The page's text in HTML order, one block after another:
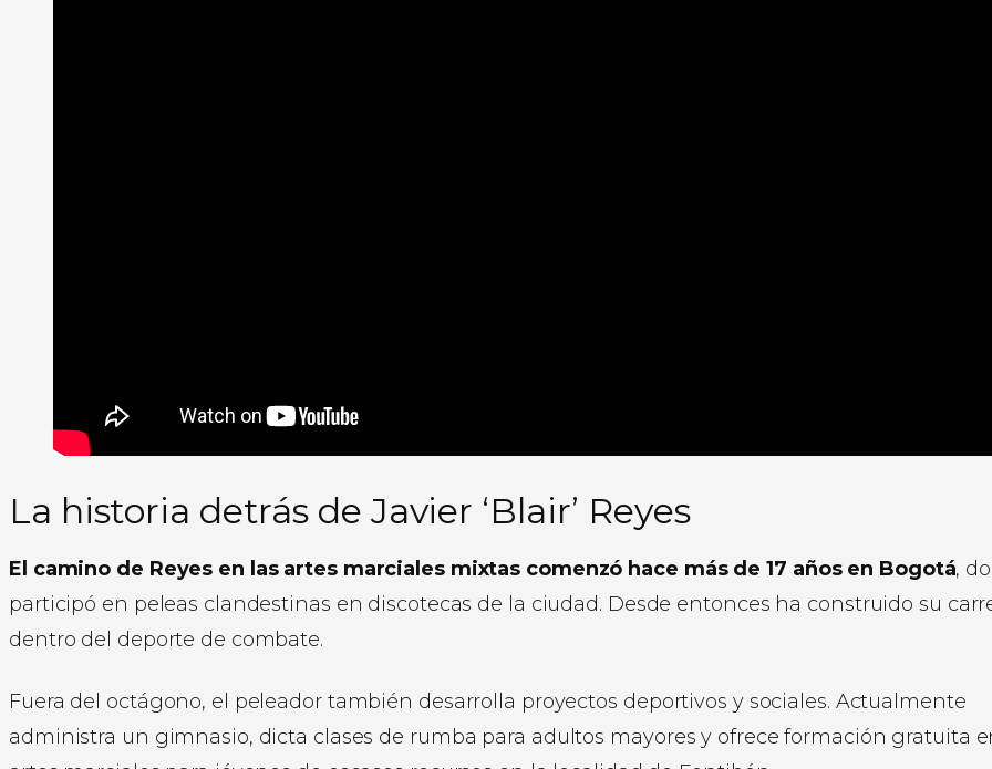
La historia detrás de Javier ‘Blair’ Reyes
El camino de Reyes en las artes marciales mixtas comenzó hace más de 17 años en Bogotá,
participó en peleas clandestinas en discotecas de la ciudad. Desde entonces ha construido su
dentro del deporte de combate.
Fuera del octágono, el peleador también desarrolla proyectos deportivos y sociales. Actualmente
administra un gimnasio, dicta clases de rumba para adultos mayores y ofrece formación gratuita